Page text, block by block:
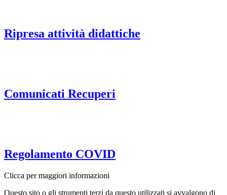
Ripresa attività didattiche
Comunicati Recuperi
Regolamento COVID
Clicca per maggiori informazioni
Questo sito o gli strumenti terzi da questo utilizzati si avvalgono di